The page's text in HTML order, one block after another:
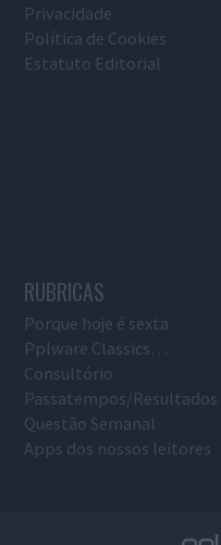
Privacidade
Política de Cookies
Estatuto Editorial
RUBRICAS
Porque hoje é sexta
Pplware Classics…
Consultório
Passatempos/Resultados
Questão Semanal
Apps dos nossos leitores